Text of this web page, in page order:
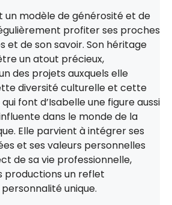
un modèle de générosité et de
profiter ses proches
et de son savoir. Son héritage
un atout précieux,
des projets auxquels elle
diversité culturelle et cette
font d’Isabelle une figure aussi
dans le monde de la
Elle parvient à intégrer ses
et ses valeurs personnelles
de sa vie professionnelle,
productions un reflet
unique.